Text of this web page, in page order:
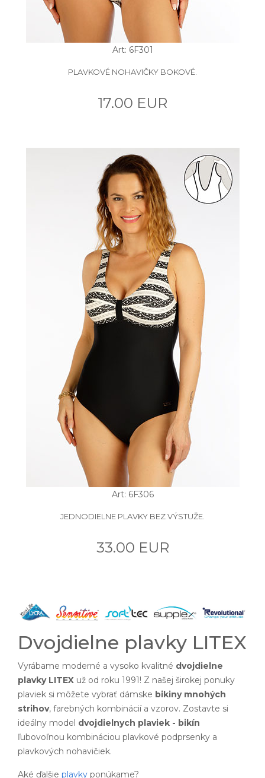
Art: 6F301
PLAVKOVÉ NOHAVIČKY BOKOVÉ.
17.00 EUR
Art: 6F306
JEDNODIELNE PLAVKY BEZ VÝSTUŽE.
33.00 EUR
Dvojdielne plavky LITEX
Vyrábame moderné a vysoko kvalitné dvojdielne
plavky LITEX už od roku 1991! Z našej širokej ponuky
plaviek si môžete vybrať dámske bikiny mnohých
strihov, farebných kombinácií a vzorov. Zostavte si
ideálny model dvojdielnych plaviek - bikín
ľubovoľnou kombináciou plavkové podprsenky a
plavkových nohavičiek.
Aké ďalšie plavky ponúkame?